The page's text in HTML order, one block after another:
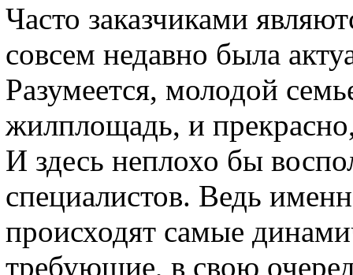
Часто заказчиками
совсем недавно была
Разумеется, молодой
жилплощадь, и
И здесь неплохо бы
специалистов. Ведь
происходят самые
требующие, в свою